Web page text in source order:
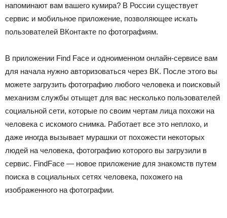
напоминают вам вашего кумира? В России существует
сервис и мобильное приложение, позволяющее искать
пользователей ВКонтакте по фотографиям.
В приложении Find Face и одноименном онлайн-сервисе вам
для начала нужно авторизоваться через ВК. После этого вы
можете загрузить фотографию любого человека и поисковый
механизм службы отыщет для вас несколько пользователей
социальной сети, которые по своим чертам лица похожи на
человека с искомого снимка. Работает все это неплохо, и
даже иногда вызывает мурашки от похожести некоторых
людей на человека, фотографию которого вы загрузили в
сервис. FindFace — новое приложение для знакомств путем
поиска в социальных сетях человека, похожего на
изображенного на фотографии.